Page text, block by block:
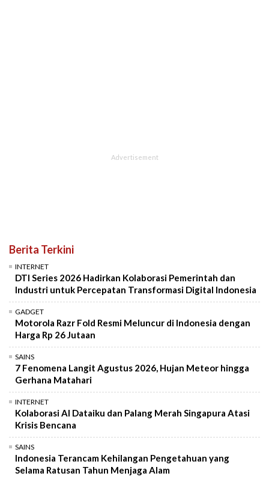
Berita Terkini
INTERNET
DTI Series 2026 Hadirkan Kolaborasi Pemerintah dan
Industri untuk Percepatan Transformasi Digital Indonesia
GADGET
Motorola Razr Fold Resmi Meluncur di Indonesia dengan
Harga Rp 26 Jutaan
SAINS
7 Fenomena Langit Agustus 2026, Hujan Meteor hingga
Gerhana Matahari
INTERNET
Kolaborasi AI Dataiku dan Palang Merah Singapura Atasi
Krisis Bencana
SAINS
Indonesia Terancam Kehilangan Pengetahuan yang
Selama Ratusan Tahun Menjaga Alam